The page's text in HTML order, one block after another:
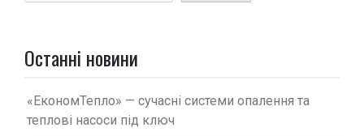
Останні новини
«ЕкономТепло» — сучасні системи опалення та
теплові насоси під ключ